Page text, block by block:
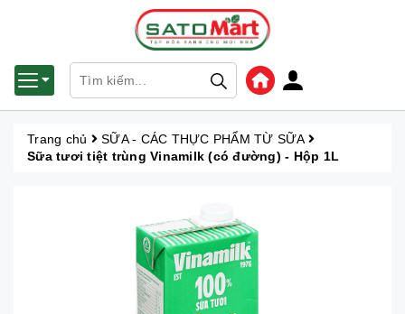
Trang chủ
SỮA - CÁC THỰC PHẨM TỪ SỮA
Sữa tươi tiệt trùng Vinamilk (có đường) - Hộp 1L